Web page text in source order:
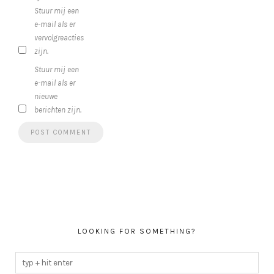
Stuur mij een
e-mail als er
vervolgreacties
zijn.
Stuur mij een
e-mail als er
nieuwe
berichten zijn.
LOOKING FOR SOMETHING?